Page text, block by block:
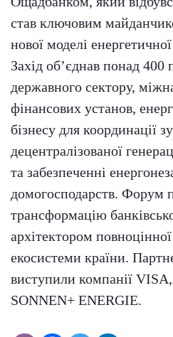
став ключовим
нової моделі
Захід об’єднав понад 400
державного сектору,
фінансових установ,
бізнесу для координації
децентралізованої
та забезпеченні
домогосподарств. Форум
трансформацію
архітектором
екосистеми країни.
виступили компанії
SONNEN+ ENERGIE.